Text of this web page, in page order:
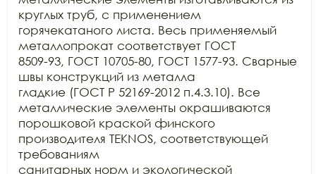
круглых труб, с применением
горячекатаного листа. Весь применяемый
металлопрокат соответствует ГОСТ
8509-93, ГОСТ 10705-80, ГОСТ 1577-93. Сварные
швы конструкций из металла
гладкие (ГОСТ Р 52169-2012 п.4.3.10). Все
металлические элементы окрашиваются
порошковой краской финского
производителя TEKNOS, соответствующей
требованиям
санитарных норм и экологической